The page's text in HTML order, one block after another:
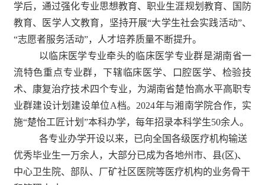
学后，通过强化专业思想教育、职业生涯规划教育、国防
教育、医学人文教育，坚持开展“大学生社会实践活动”、
“志愿者服务活动”，人才培养质量不断提升。
以临床医学专业牵头的临床医学专业群是湖南省一
流特色重点专业群，下辖临床医学、口腔医学、检验技
术、康复治疗技术四个专业，为湖南省楚怡高水平高职专
业群建设计划建设单位A档。 2024年与湘南学院合作，实
施“楚怡工匠计划”本科办学，每年招录本科学生50余人。
各专业办学开设以来，已向全国各级医疗机构输送
优秀毕业生一万余人，大部分已成为各地州市、县(区)、
中心卫生院、部队、厂矿社区医院等医疗机构的业务骨干